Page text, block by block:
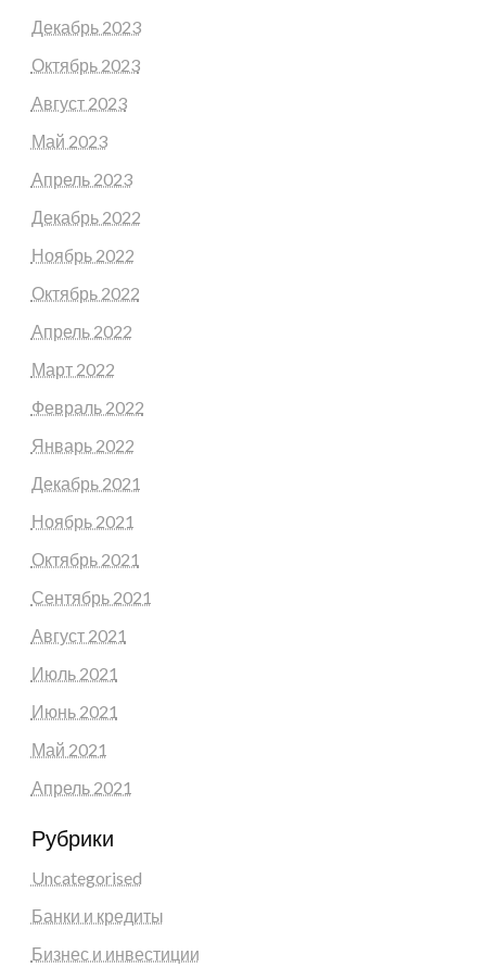
Декабрь 2023
Октябрь 2023
Август 2023
Май 2023
Апрель 2023
Декабрь 2022
Ноябрь 2022
Октябрь 2022
Апрель 2022
Март 2022
Февраль 2022
Январь 2022
Декабрь 2021
Ноябрь 2021
Октябрь 2021
Сентябрь 2021
Август 2021
Июль 2021
Июнь 2021
Май 2021
Апрель 2021
Рубрики
Uncategorised
Банки и кредиты
Бизнес и инвестиции